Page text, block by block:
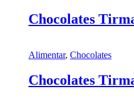
Chocolates
Alimentar, Chocolates
Chocolates